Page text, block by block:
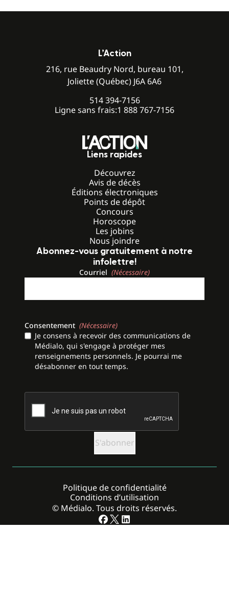
L’Action
216, rue Beaudry Nord, bureau 101,
Joliette (Québec) J6A 6A6
514 394-7156
Ligne sans frais:1 888 767-7156
Liens rapides
Découvrez
Avis de décès
Éditions électroniques
Points de dépôt
Concours
Horoscope
Les jobins
Nous joindre
Abonnez-vous gratuitement à notre
infolettre!
Courriel (Nécessaire)
Consentement (Nécessaire)
Je consens à recevoir des communications de
Médialo, qui s'engage à protéger mes
renseignements personnels. Je pourrai me
désabonner en tout temps.
CAPTCHA
© Médialo. Tous droits réservés.
Politique de confidentialité
Conditions d’utilisation